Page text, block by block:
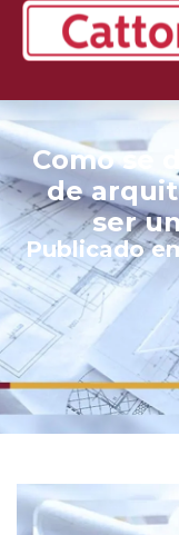
Como se
de
ser
Publicado